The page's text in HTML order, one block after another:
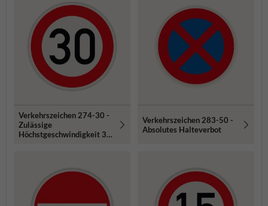
Verkehrszeichen 274-30 -
Zulässige
Höchstgeschwindigkeit 30
Verkehrszeichen 283-50 -
Absolutes Halteverbot